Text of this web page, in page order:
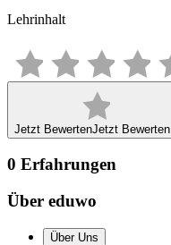
Lehrinhalt
Jetzt BewertenJetzt Bewerten
0 Erfahrungen
Über eduwo
Über Uns